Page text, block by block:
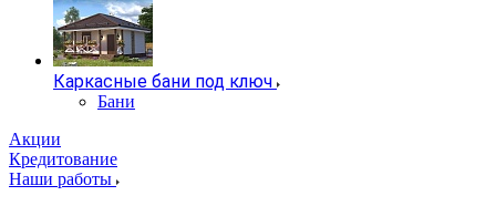
Каркасные бани под ключ
Бани
Акции
Кредитование
Наши работы